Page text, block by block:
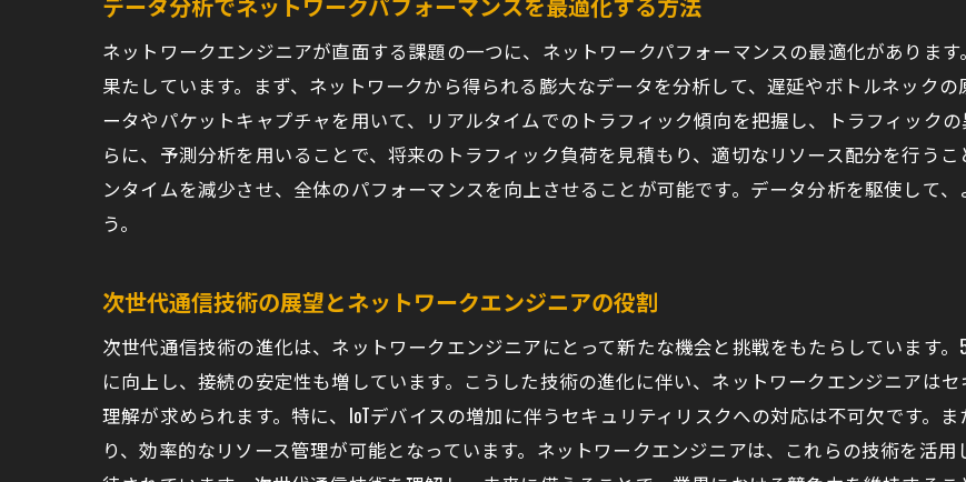
リーダーシップスキルの育成と活用
ネットワークエンジニアとしての評価を高める方法
メンタリングとネットワーキングの重要性
技術ブログやフォーラムへの積極的な参加
キャリアアップに必要な業界動向の把握
技術カンファレンスやセミナーの活用法
ネットワークエンジニアのためのおすすめ書籍紹介
オープンソースプロジェクトへの貢献とそのメリット
社内研修プログラムの効果的な利用法
実務で役立つハンズオントレーニングの選び方
ネットワークエンジニアが直面する課題の一つに、ネットワークパフォーマンスの最適化がありま
果たしています。まず、ネットワークから得られる膨大なデータを分析して、遅延やボトルネック
ータやパケットキャプチャを用いて、リアルタイムでのトラフィック傾向を把握し、トラフィック
らに、予測分析を用いることで、将来のトラフィック負荷を見積もり、適切なリソース配分を行う
ンタイムを減少させ、全体のパフォーマンスを向上させることが可能です。データ分析を駆使して
う。
次世代通信技術の展望とネットワークエンジニアの役割
次世代通信技術の進化は、ネットワークエンジニアにとって新たな機会と挑戦をもたらしています。
に向上し、接続の安定性も増しています。こうした技術の進化に伴い、ネットワークエンジニアは
理解が求められます。特に、IoTデバイスの増加に伴うセキュリティリスクへの対応は不可欠です。
り、効率的なリソース管理が可能となっています。ネットワークエンジニアは、これらの技術を活